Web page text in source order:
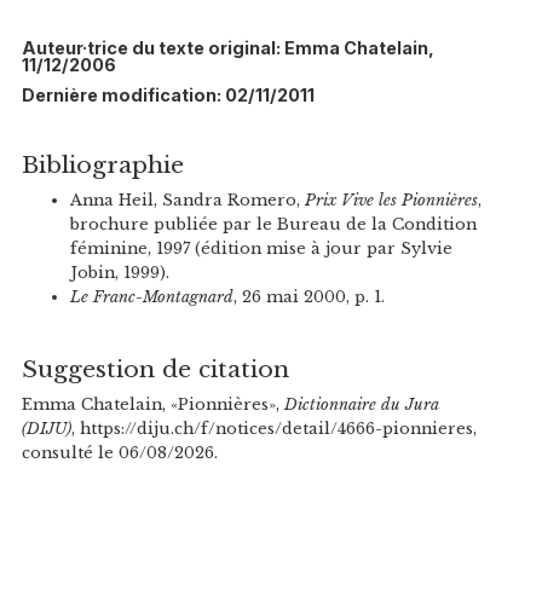
Auteur·trice du texte original: Emma Chatelain,
11/12/2006
Dernière modification: 02/11/2011
Bibliographie
Anna Heil, Sandra Romero, Prix Vive les Pionnières,
brochure publiée par le Bureau de la Condition
féminine, 1997 (édition mise à jour par Sylvie
Jobin, 1999).
Le Franc-Montagnard, 26 mai 2000, p. 1.
Suggestion de citation
Emma Chatelain, «Pionnières»,Dictionnaire du Jura
(DIJU), https://diju.ch/f/notices/detail/4666-pionnieres,
consulté le 06/08/2026.